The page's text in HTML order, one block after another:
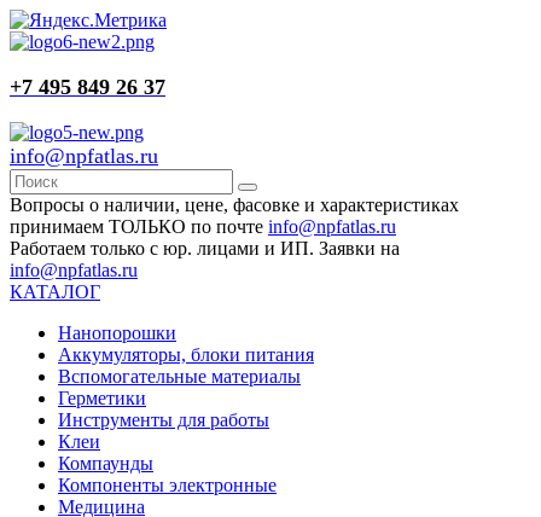
+7 495 849 26 37
info@npfatlas.ru
Вопросы о наличии, цене, фасовке и характеристиках
принимаем ТОЛЬКО по почте info@npfatlas.ru
Работаем только с юр. лицами и ИП. Заявки на
info@npfatlas.ru
КАТАЛОГ
Нанопорошки
Аккумуляторы, блоки питания
Вспомогательные материалы
Герметики
Инструменты для работы
Клеи
Компаунды
Компоненты электронные
Медицина